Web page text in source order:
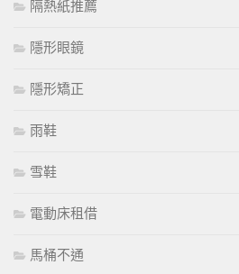
隔熱紙推薦
隱形眼鏡
隱形矯正
雨鞋
雪鞋
電動床租借
馬桶不通